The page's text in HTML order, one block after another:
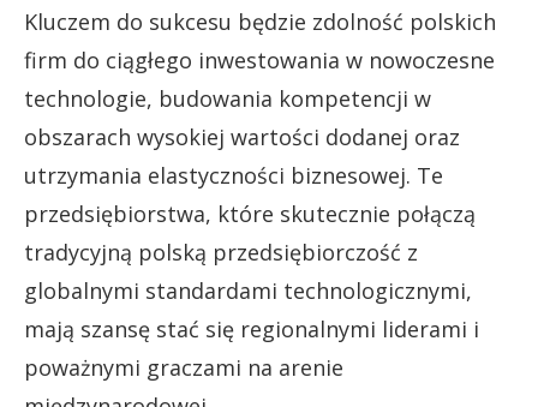
Kluczem do sukcesu będzie zdolność polskich
firm do ciągłego inwestowania w nowoczesne
technologie, budowania kompetencji w
obszarach wysokiej wartości dodanej oraz
utrzymania elastyczności biznesowej. Te
przedsiębiorstwa, które skutecznie połączą
tradycyjną polską przedsiębiorczość z
globalnymi standardami technologicznymi,
mają szansę stać się regionalnymi liderami i
poważnymi graczami na arenie